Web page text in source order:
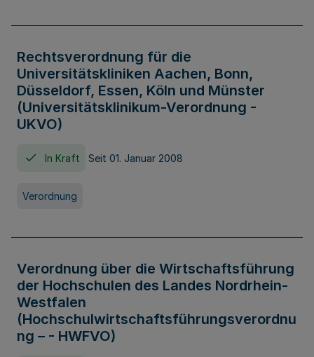
Rechtsverordnung für die
Universitätskliniken Aachen, Bonn,
Düsseldorf, Essen, Köln und Münster
(Universitätsklinikum-Verordnung -
UKVO)
In Kraft Seit 01. Januar 2008
Verordnung
Verordnung über die Wirtschaftsführung
der Hochschulen des Landes Nordrhein-
Westfalen
(Hochschulwirtschaftsführungsverordnu
ng – - HWFVO)